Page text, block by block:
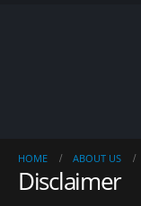
HOME ABOUT US
Disclaimer